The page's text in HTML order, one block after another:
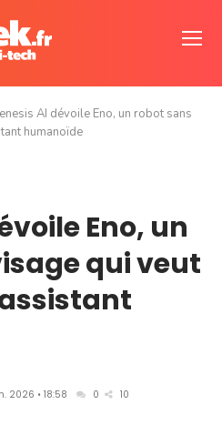
AI dévoile Eno, un robot sans
humanoïde
Eno, un
qui veut
2026 • 18:58 0 10